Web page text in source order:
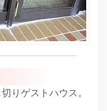
りゲストハウス。